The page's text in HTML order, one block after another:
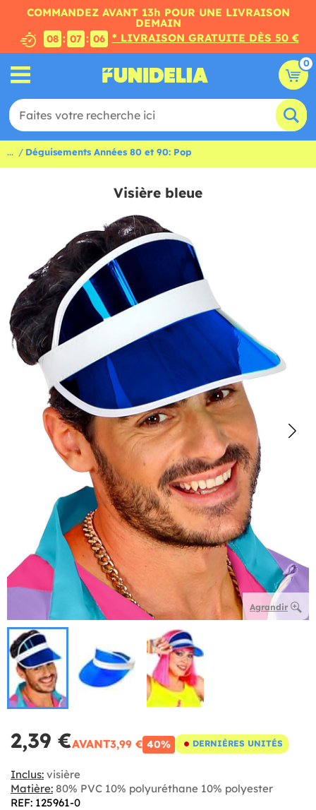
COMMANDEZ AVANT 13h POUR UNE LIVRAISON
DEMAIN
08 : 07 : 05 * LIVRAISON GRATUITE DÈS 50 €
0
... Déguisements Années 80 et 90: Pop
Visière bleue
Agrandir
2,39 €AVANT3,99 € 40% DERNIÈRES UNITÉS
Inclus: visière
Matière: 80% PVC 10% polyuréthane 10% polyester
REF: 125961-0